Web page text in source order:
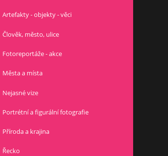
Artefakty - objekty - věci
Člověk, město, ulice
Fotoreportáže - akce
Města a místa
Nejasné vize
Portrétní a figurální fotografie
Příroda a krajina
Řecko